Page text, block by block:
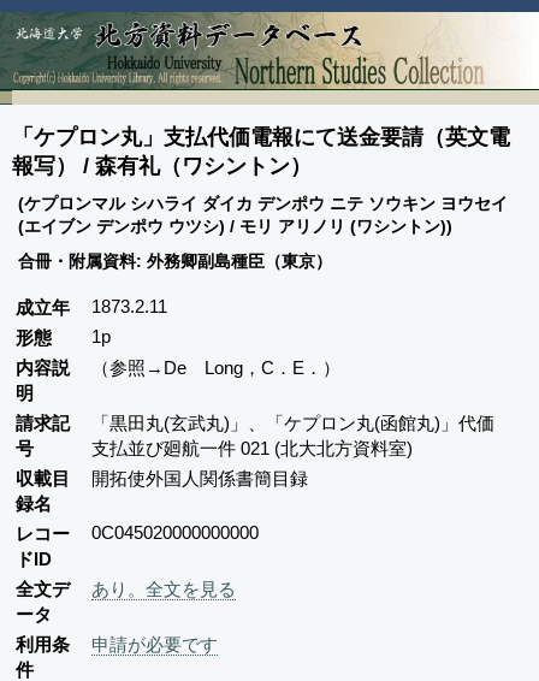
「ケプロン丸」支払代価電報にて送金要請（英文電
報写） / 森有礼（ワシントン）
(ケプロンマル シハライ ダイカ デンポウ ニテ ソウキン ヨウセイ
(エイブン デンポウ ウツシ) / モリ アリノリ (ワシントン))
合冊・附属資料: 外務卿副島種臣（東京）
成立年
1873.2.11
形態
1p
内容説
明
（参照→De Long，C．E．）
請求記
号
「黒田丸(玄武丸)」、「ケプロン丸(函館丸)」代価
支払並び廻航一件 021 (北大北方資料室)
収載目
録名
開拓使外国人関係書簡目録
レコー
ドID
0C045020000000000
全文デ
ータ
あり。全文を見る
利用条
件
申請が必要です